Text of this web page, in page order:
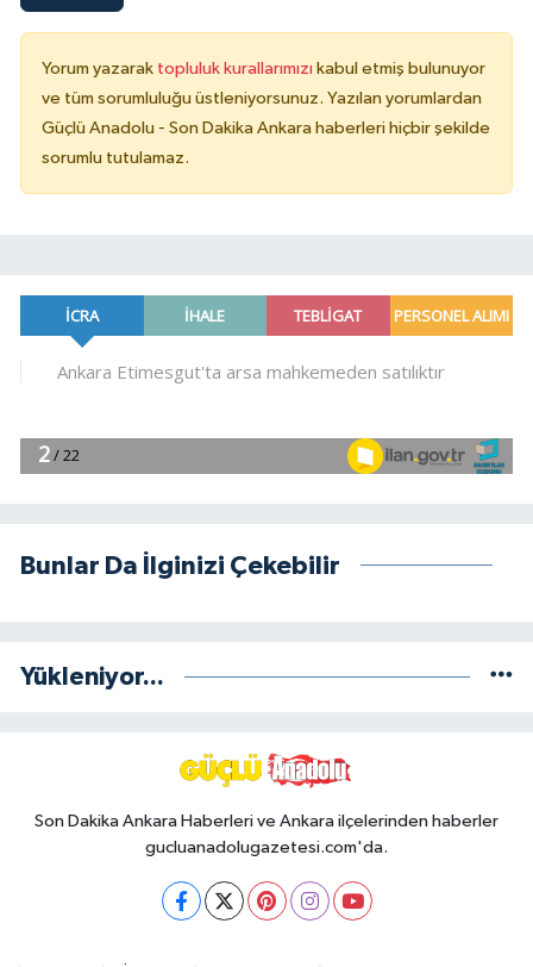
Yorum yazarak topluluk kurallarımızı kabul etmiş bulunuyor
ve tüm sorumluluğu üstleniyorsunuz. Yazılan yorumlardan
Güçlü Anadolu - Son Dakika Ankara haberleri hiçbir şekilde
sorumlu tutulamaz.
Bunlar Da İlginizi Çekebilir
Yükleniyor...
Son Dakika Ankara Haberleri ve Ankara ilçelerinden haberler
gucluanadolugazetesi.com'da.